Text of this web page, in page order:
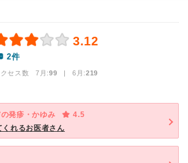
3.12
2件
クセス数 7月:99 | 6月:219
発疹・かゆみ
4.5
れるお医者さん